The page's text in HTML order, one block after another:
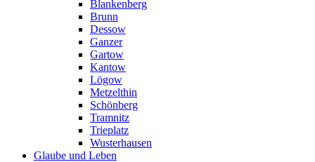
Blankenberg
Brunn
Dessow
Ganzer
Gartow
Kantow
Lögow
Metzelthin
Schönberg
Tramnitz
Trieplatz
Wusterhausen
Glaube und Leben